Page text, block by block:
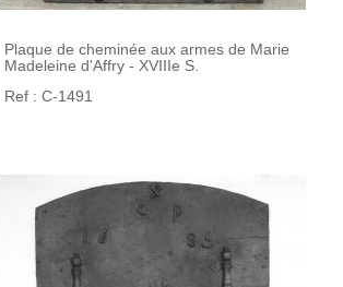
Plaque de cheminée aux armes de Marie
Madeleine d'Affry - XVIIIe S.
Ref : C-1491